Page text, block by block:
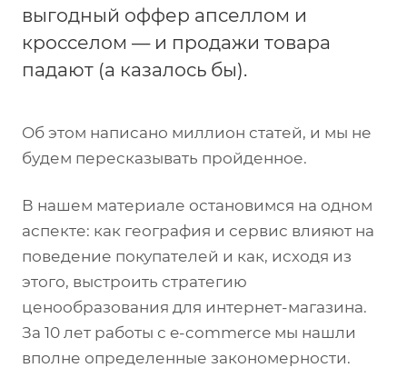
выгодный оффер апселлом и
кросселом — и продажи товара
падают (а казалось бы).
Об этом написано миллион статей, и мы не
будем пересказывать пройденное.
В нашем материале остановимся на одном
аспекте: как география и сервис влияют на
поведение покупателей и как, исходя из
этого, выстроить стратегию
ценообразования для интернет-магазина.
За 10 лет работы с e-commerce мы нашли
вполне определенные закономерности.